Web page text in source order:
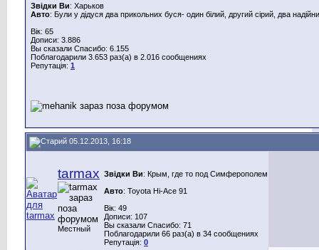
Звідки Ви: Харьков
Авто: Були у дідуся два прикольних буся- один білий, другий сірий, два
Вік: 65
Дописи: 3.886
Вы сказали Спасибо: 6.155
Поблагодарили 3.653 раз(а) в 2.016 сообщениях
Репутація: 1
05.12.2013, 16:18
tarmax
Местный
Звідки Ви: Крым, где то под Симферополем
Авто: Toyota Hi-Ace 91
Вік: 49
Дописи: 107
Вы сказали Спасибо: 71
Поблагодарили 66 раз(а) в 34 сообщениях
Репутація: 0